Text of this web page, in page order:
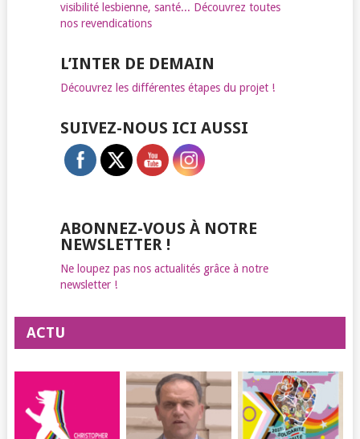
visibilité lesbienne, santé... Découvrez toutes
nos revendications
L’INTER DE DEMAIN
Découvrez les différentes étapes du projet !
SUIVEZ-NOUS ICI AUSSI
ABONNEZ-VOUS À NOTRE
NEWSLETTER !
Ne loupez pas nos actualités grâce à notre
newsletter !
ACTU